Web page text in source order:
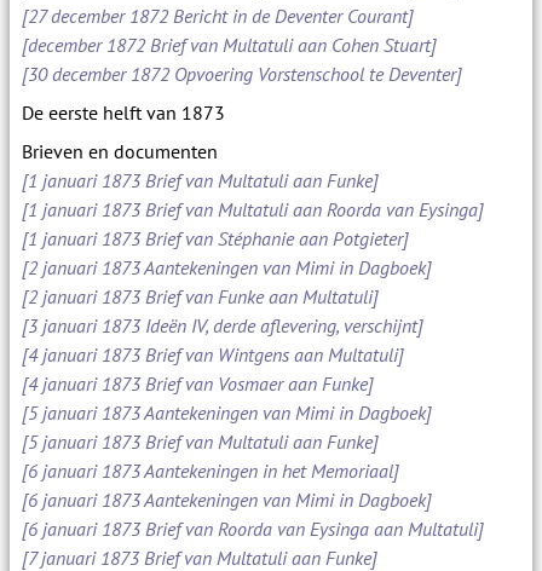
[27 december 1872 Bericht in de Deventer Courant]
[december 1872 Brief van Multatuli aan Cohen Stuart]
[30 december 1872 Opvoering Vorstenschool te Deventer]
De eerste helft van 1873
Brieven en documenten
[1 januari 1873 Brief van Multatuli aan Funke]
[1 januari 1873 Brief van Multatuli aan Roorda van Eysinga]
[1 januari 1873 Brief van Stéphanie aan Potgieter]
[2 januari 1873 Aantekeningen van Mimi in Dagboek]
[2 januari 1873 Brief van Funke aan Multatuli]
[3 januari 1873 Ideën IV, derde aflevering, verschijnt]
[4 januari 1873 Brief van Wintgens aan Multatuli]
[4 januari 1873 Brief van Vosmaer aan Funke]
[5 januari 1873 Aantekeningen van Mimi in Dagboek]
[5 januari 1873 Brief van Multatuli aan Funke]
[6 januari 1873 Aantekeningen in het Memoriaal]
[6 januari 1873 Aantekeningen van Mimi in Dagboek]
[6 januari 1873 Brief van Roorda van Eysinga aan Multatuli]
[7 januari 1873 Brief van Multatuli aan Funke]